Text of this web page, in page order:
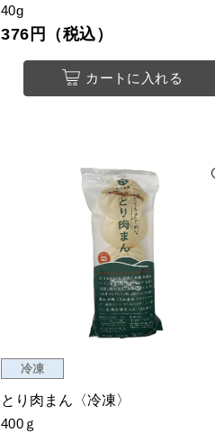
40g
376円（税込）
カートに入れる
冷凍
とり肉まん〈冷凍〉
400ｇ